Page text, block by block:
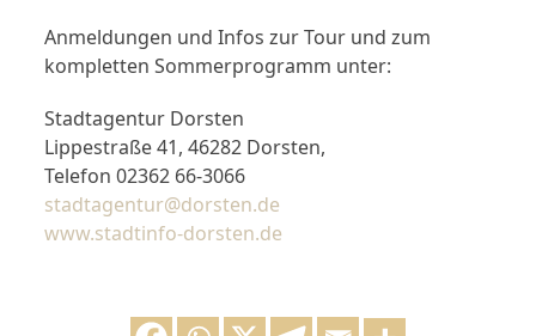
Anmeldungen und Infos zur Tour und zum
kompletten Sommerprogramm unter:
Stadtagentur Dorsten
Lippestraße 41, 46282 Dorsten,
Telefon 02362 66-3066
stadtagentur@dorsten.de
www.stadtinfo-dorsten.de